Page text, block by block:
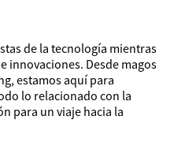
de la tecnología mientras
innovaciones. Desde magos
estamos aquí para
lo relacionado con la
para un viaje hacia la